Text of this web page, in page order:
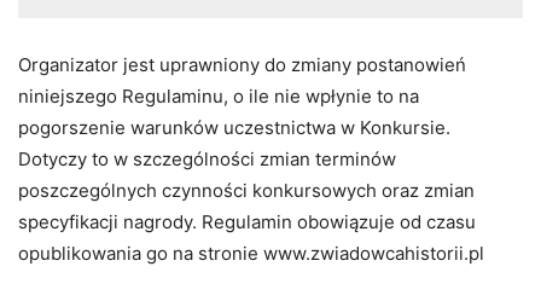
Organizator jest uprawniony do zmiany postanowień
niniejszego Regulaminu, o ile nie wpłynie to na
pogorszenie warunków uczestnictwa w Konkursie.
Dotyczy to w szczególności zmian terminów
poszczególnych czynności konkursowych oraz zmian
specyfikacji nagrody. Regulamin obowiązuje od czasu
opublikowania go na stronie www.zwiadowcahistorii.pl